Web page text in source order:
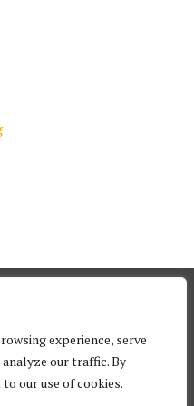
experience, serve
our traffic. By
our use of cookies.
WordPress